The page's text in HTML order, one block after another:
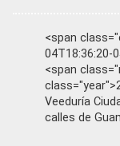
<span
04T18:36:20-
<span
Veeduría
calles de